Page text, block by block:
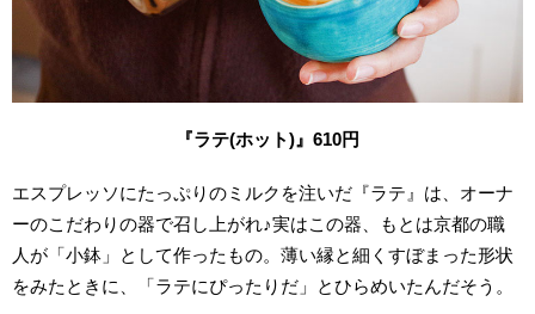
『ラテ(ホット)』610円
エスプレッソにたっぷりのミルクを注いだ『ラテ』は、オーナ
ーのこだわりの器で召し上がれ♪実はこの器、もとは京都の職
人が「小鉢」として作ったもの。薄い縁と細くすぼまった形状
をみたときに、「ラテにぴったりだ」とひらめいたんだそう。